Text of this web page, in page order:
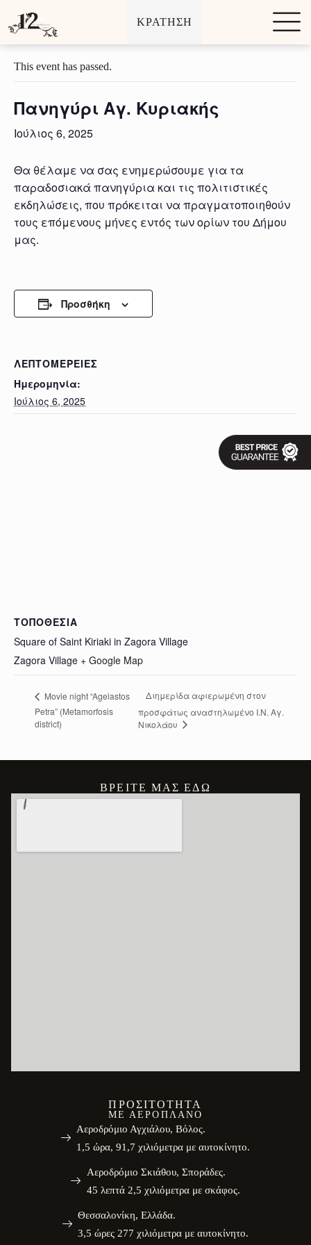
Μ
ε
τ
β
η
σ
ο
ρ
ι
ε
χ
ό
μ
ε
ΚΡΑΤΗΣΗ
« All Εκδηλώσεις
This event has passed.
Πανηγύρι Αγ. Κυριακής
Ιούλιος 6, 2025
Θα θέλαμε να σας ενημερώσουμε για τα
παραδοσιακά πανηγύρια και τις πολιτιστικές
εκδηλώσεις, που πρόκειται να πραγματοποιηθούν
τους επόμενους μήνες εντός των ορίων του Δήμου
μας.
Προσθήκη
ΛΕΠΤΟΜΈΡΕΙΕΣ
Ημερομηνία:
Ιούλιος 6, 2025
ΤΟΠΟΘΕΣΊΑ
Square of Saint Kiriaki in Zagora Village
Zagora Village + Google Map
Movie night “Agelastos
Petra” (Metamorfosis
district)
Διημερίδα αφιερωμένη στον
προσφάτως αναστηλωμένο Ι.Ν. Αγ.
Νικολάου
ΒΡΕΊΤΕ ΜΑΣ ΕΔΏ
ΠΡΟΣΙΤΌΤΗΤΑ
ΜΕ ΑΕΡΟΠΛΆΝΟ
Αεροδρόμιο Αγχιάλου, Βόλος.
1,5 ώρα, 91,7 χιλιόμετρα με αυτοκίνητο.
Αεροδρόμιο Σκιάθου, Σποράδες.
45 λεπτά 2,5 χιλιόμετρα με σκάφος.
Θεσσαλονίκη, Ελλάδα.
3,5 ώρες 277 χιλιόμετρα με αυτοκίνητο.